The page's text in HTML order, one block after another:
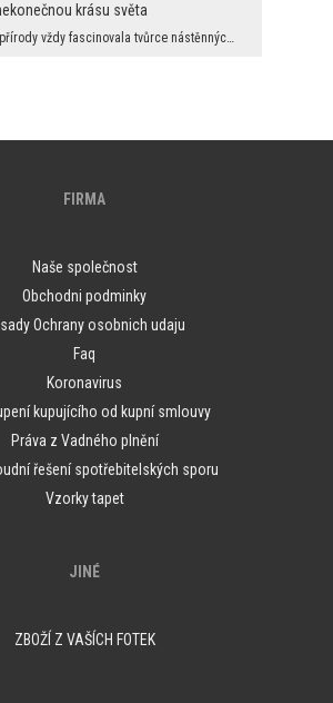
krásu světa
Krása Matky přírody vždy fascinovala tvůrce nástěnných dekorací. Tentokrát se to stalo. Výsledkem...
FIRMA
Naše společnost
Obchodni podminky
Ochrany osobnich udaju
Faq
Koronavirus
kupujícího od kupní smlouvy
Práva z Vadného plnění
řešení spotřebitelských sporu
Vzorky tapet
JINÉ
ZBOŽÍ Z VAŠÍCH FOTEK